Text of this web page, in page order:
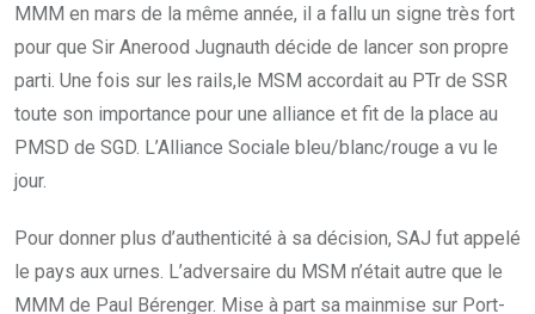
MMM en mars de la même année, il a fallu un signe très fort
pour que Sir Anerood Jugnauth décide de lancer son propre
parti. Une fois sur les rails,le MSM accordait au PTr de SSR
toute son importance pour une alliance et fit de la place au
PMSD de SGD. L’Alliance Sociale bleu/blanc/rouge a vu le
jour.
Pour donner plus d’authenticité à sa décision, SAJ fut appelé
le pays aux urnes. L’adversaire du MSM n’était autre que le
MMM de Paul Bérenger. Mise à part sa mainmise sur Port-